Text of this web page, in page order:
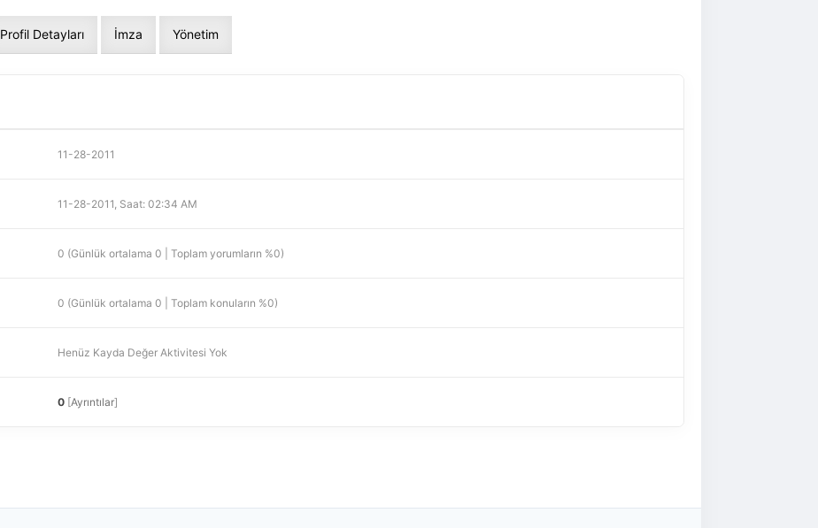
Profil Detayları İmza Yönetim
11-28-2011
11-28-2011, Saat: 02:34 AM
0 (Günlük ortalama 0 | Toplam yorumların %0)
0 (Günlük ortalama 0 | Toplam konuların %0)
Henüz Kayda Değer Aktivitesi Yok
0 [Ayrıntılar]